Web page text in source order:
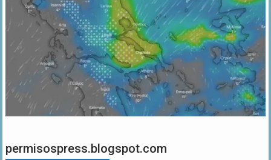
permisospress.blogspot.com